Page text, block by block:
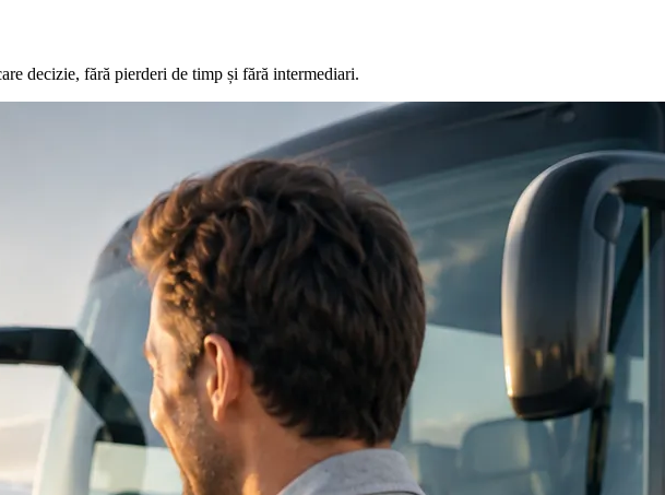
decizie, fără pierderi de timp și fără intermediari.